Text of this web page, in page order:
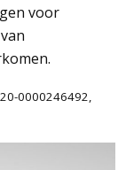
voor
0000246492,